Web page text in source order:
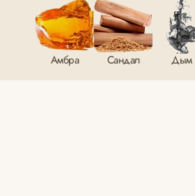
Амбра Сандал Дым